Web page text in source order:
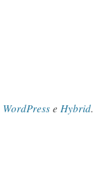
WordPress e Hybrid.